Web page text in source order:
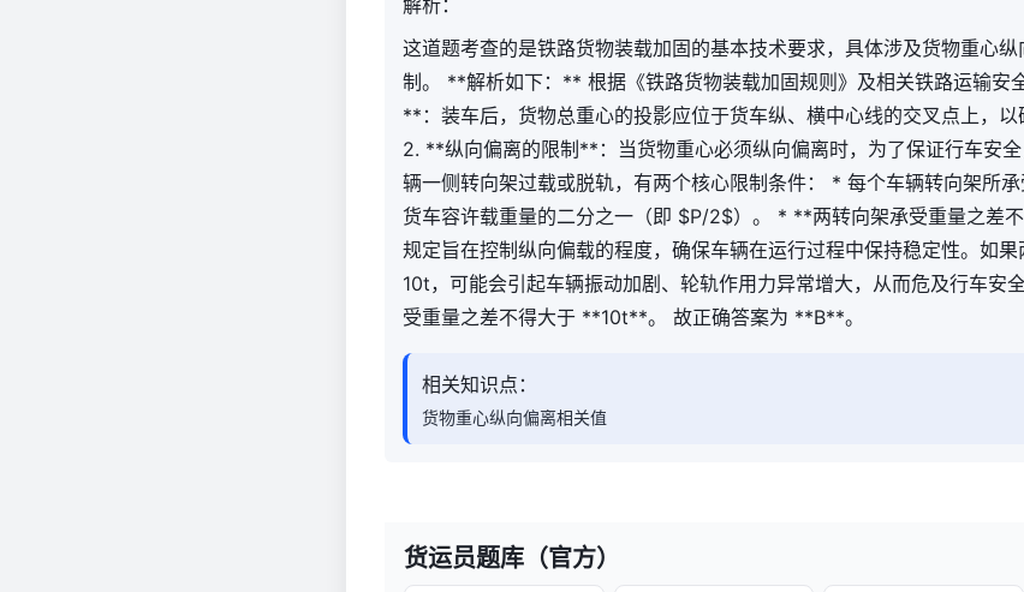
解析：
这道题考查的是铁路货物装载加固的基本技术要求，具体涉及货物重心
制。 **解析如下：** 根据《铁路货物装载加固规则》及相关铁路运输安
**：装车后，货物总重心的投影应位于货车纵、横中心线的交叉点上，以
2. **纵向偏离的限制**：当货物重心必须纵向偏离时，为了保证行车安
辆一侧转向架过载或脱轨，有两个核心限制条件： * 每个车辆转向架所
货车容许载重量的二分之一（即 $P/2$）。 * **两转向架承受重量之差
规定旨在控制纵向偏载的程度，确保车辆在运行过程中保持稳定性。如
10t，可能会引起车辆振动加剧、轮轨作用力异常增大，从而危及行车安
受重量之差不得大于 **10t**。 故正确答案为 **B**。
相关知识点：
货物重心纵向偏离相关值
货运员题库（官方）